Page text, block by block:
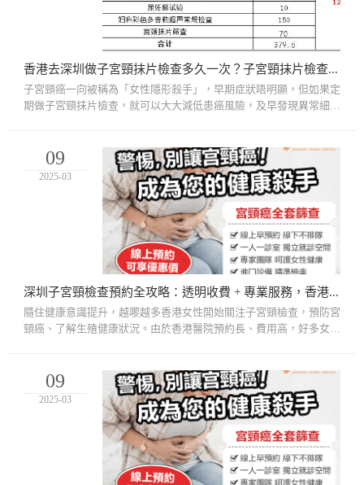
香港去深圳做子宮頸抹片檢查多久一次？子宮頸抹片檢查價錢費用全攻略
子宮頸癌一向被稱為「女性隱形殺手」，早期症狀唔明顯，但如果定
期做子宮頸抹片檢查，就可以大大減低患癌風險，及早發現異常細胞
09
2025-03
深圳子宮頸檢查預約全攻略：透明收費 + 專業服務，香港人首選！
隨住健康意識提升，越嚟越多香港女性開始關注子宮頸檢查，預防宮
頸癌、了解生殖健康狀況。由於香港醫院預約長、費用高，好多女性
09
2025-03